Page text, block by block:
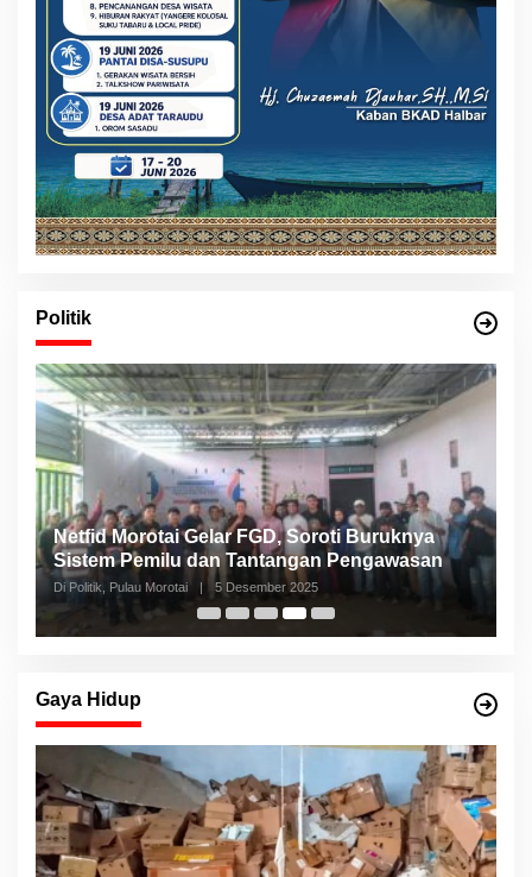
Politik
Netfid Morotai Gelar FGD, Soroti Buruknya
Sistem Pemilu dan Tantangan Pengawasan
Di Politik, Pulau Morotai 5 Desember 2025
Gaya Hidup